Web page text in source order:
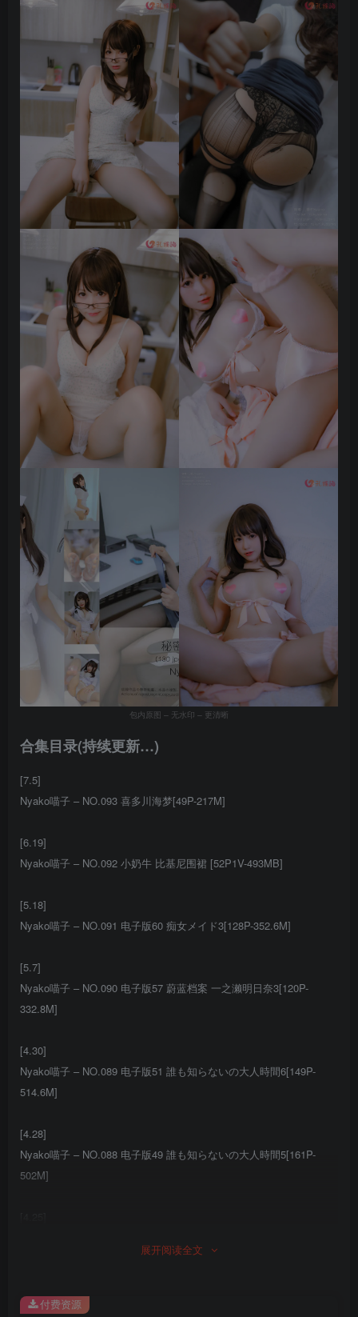
包内原图 – 无水印 – 更清晰
合集目录(持续更新…)
[7.5]
Nyako喵子 – NO.093 喜多川海梦[49P-217M]
[6.19]
Nyako喵子 – NO.092 小奶牛 比基尼围裙 [52P1V-493MB]
[5.18]
Nyako喵子 – NO.091 电子版60 痴女メイド3[128P-352.6M]
[5.7]
Nyako喵子 – NO.090 电子版57 蔚蓝档案 一之濑明日奈3[120P-
332.8M]
[4.30]
Nyako喵子 – NO.089 电子版51 誰も知らないの大人時間6[149P-
514.6M]
[4.28]
Nyako喵子 – NO.088 电子版49 誰も知らないの大人時間5[161P-
502M]
Nyako喵子 – NO.086 自拍32[56P-99.8M]
展开阅读全文
付费资源